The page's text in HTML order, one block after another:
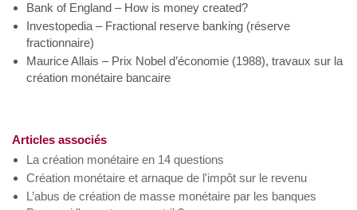
Bank of England – How is money created?
Investopedia – Fractional reserve banking (réserve
fractionnaire)
Maurice Allais – Prix Nobel d’économie (1988), travaux sur la
création monétaire bancaire
Articles associés
La création monétaire en 14 questions
Création monétaire et arnaque de l'impôt sur le revenu
L’abus de création de masse monétaire par les banques